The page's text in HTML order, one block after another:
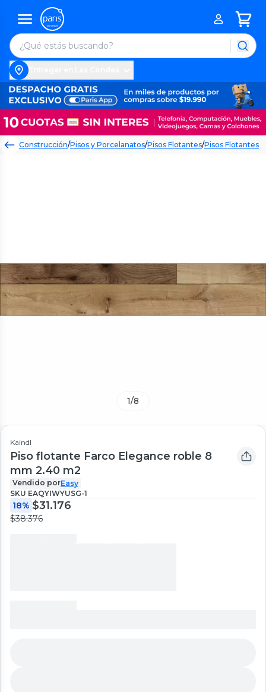
Construcción/Pisos y Porcelanatos/Pisos Flotantes/Pisos Flotantes
1/8
Kaindl
Piso flotante Farco Elegance roble 8
mm 2.40 m2
Vendido porEasy
SKU EAQYIWYUSG-1
18% $31.176
$38.376